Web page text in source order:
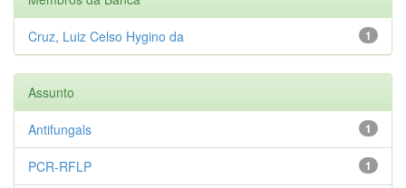
1
Cruz, Luiz Celso Hygino da
Assunto
1
Antifungals
1
PCR-RFLP